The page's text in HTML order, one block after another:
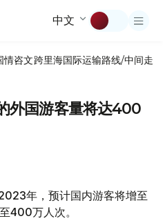
中文
情咨文跨里海国际运输路线/中间走廊
外国游客量将达400
年，预计国内游客将增至
400万人次。